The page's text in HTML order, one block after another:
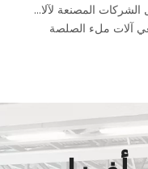
أفضل الشركات المصنعة لآلات ملء الزيت الصالحة للأكل
آلات ملء الصلصة